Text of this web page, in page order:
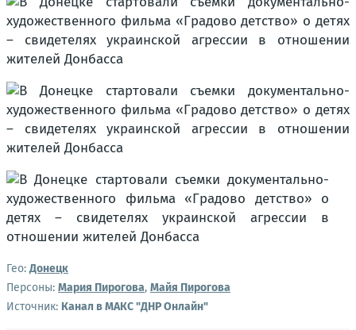
Гео:Донецк
Персоны: Мария Пирогова, Майя Пирогова
Источник: Канал в МАКС "ДНР Онлайн"